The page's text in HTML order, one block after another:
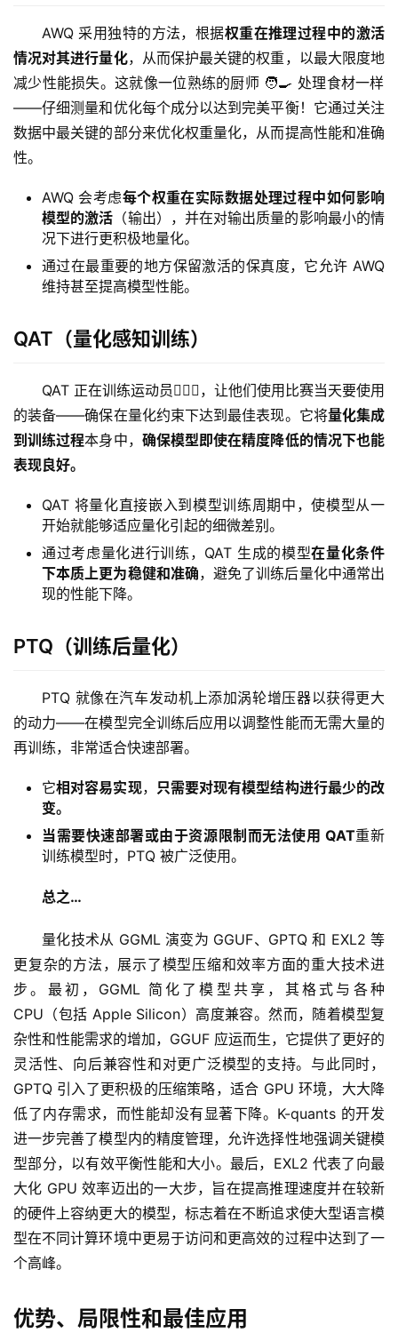
AWQ 采用独特的方法，根据权重在推理过程中的激活
情况对其进行量化，从而保护最关键的权重，以最大限度地
减少性能损失。这就像一位熟练的厨师 🧑‍🍳 处理食材一样
——仔细测量和优化每个成分以达到完美平衡！它通过关注
数据中最关键的部分来优化权重量化，从而提高性能和准确
性。
AWQ 会考虑每个权重在实际数据处理过程中如何影响
模型的激活 （输出），并在对输出质量的影响最小的情
况下进行更积极地量化。
通过在最重要的地方保留激活的保真度，它允许 AWQ
维持甚至提高模型性能。
QAT（量化感知训练）
QAT 正在训练运动员🏃🏻‍♂️，让他们使用比赛当天要使用
的装备——确保在量化约束下达到最佳表现。它将量化集成
到训练过程本身中， 确保模型即使在精度降低的情况下也能
表现良好。
QAT 将量化直接嵌入到模型训练周期中，使模型从一
开始就能够适应量化引起的细微差别。
通过考虑量化进行训练，QAT 生成的模型在量化条件
下本质上更为稳健和准确，避免了训练后量化中通常出
现的性能下降。
PTQ（训练后量化）
PTQ 就像在汽车发动机上添加涡轮增压器以获得更大
的动力——在模型完全训练后应用以调整性能而无需大量的
再训练，非常适合快速部署。
它相对容易实现， 只需要对现有模型结构进行最少的改
变。
当需要快速部署或由于资源限制而无法使用 QAT重新
训练模型时，PTQ 被广泛使用。
总之…
量化技术从 GGML 演变为 GGUF、GPTQ 和 EXL2 等
更复杂的方法，展示了模型压缩和效率方面的重大技术进
步。最初，GGML 简化了模型共享，其格式与各种
CPU（包括 Apple Silicon）高度兼容。然而，随着模型复
杂性和性能需求的增加，GGUF 应运而生，它提供了更好的
灵活性、向后兼容性和对更广泛模型的支持。与此同时，
GPTQ 引入了更积极的压缩策略，适合 GPU 环境，大大降
低了内存需求，而性能却没有显著下降。K-quants 的开发
进一步完善了模型内的精度管理，允许选择性地强调关键模
型部分，以有效平衡性能和大小。最后，EXL2 代表了向最
大化 GPU 效率迈出的一大步，旨在提高推理速度并在较新
的硬件上容纳更大的模型，标志着在不断追求使大型语言模
型在不同计算环境中更易于访问和更高效的过程中达到了一
个高峰。
优势、局限性和最佳应用